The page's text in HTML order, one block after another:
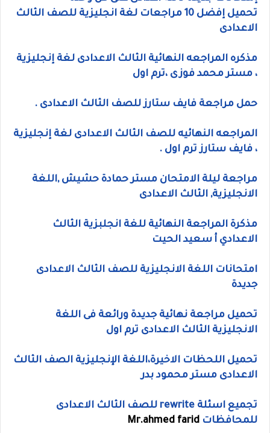
تحميل إفضل 10 مراجعات لغة انجليزية للصف الثالث
الاعدادى
مذكره المراجعه النهائية الثالث الاعدادى لغة إنجليزية
، مستر محمد فوزى ،ترم اول
حمل مراجعة فايف ستارز للصف الثالث الاعدادى .
المراجعه النهائيه للصف الثالث الاعدادى لغة إنجليزية
، فايف ستارز ترم اول .
مراجعة ليلة الامتحان مستر حمادة حشيش ,اللغة
الانجليزية, الثالث الاعدادى
مذكرة المراجعة النهائية للغة انجلبزية الثالث
الاعدادي أ سعيد الحيت
امتحانات اللغة الانجليزية للصف الثالث الاعدادى
جديدة
تحميل مراجعة نهائية جديدة ورائعة فى اللغة
الانجليزية الثالث الاعدادى ترم اول
تحميل اللحظات الاخيرة،اللغة الإنجليزية الصف الثالث
الاعدادى مستر محمود بدر
تجميع اسئلة rewrite للصف الثالث الاعدادى
للمحافظات Mr.ahmed farid